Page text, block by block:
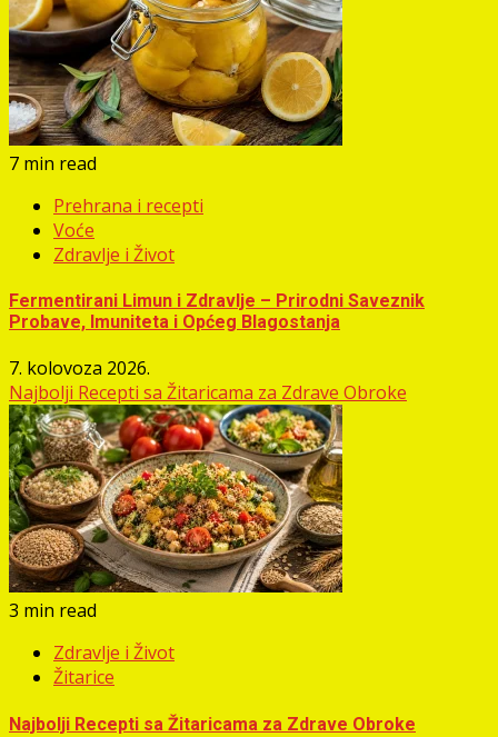
7 min read
Prehrana i recepti
Voće
Zdravlje i Život
Fermentirani Limun i Zdravlje – Prirodni Saveznik
Probave, Imuniteta i Općeg Blagostanja
7. kolovoza 2026.
Najbolji Recepti sa Žitaricama za Zdrave Obroke
3 min read
Zdravlje i Život
Žitarice
Najbolji Recepti sa Žitaricama za Zdrave Obroke